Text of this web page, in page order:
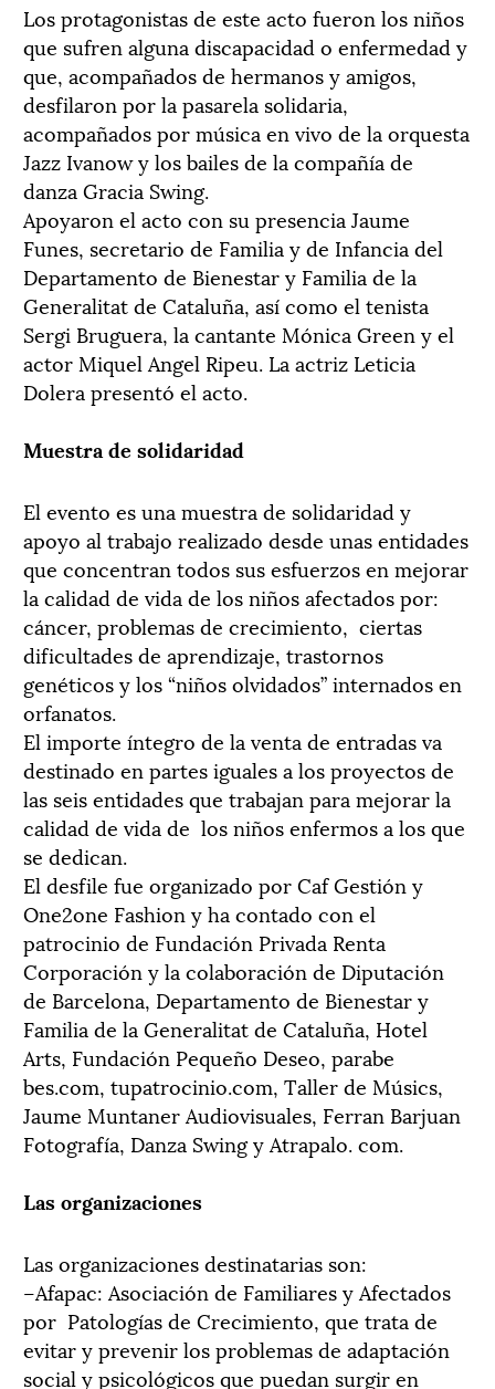
Los protagonistas de este acto fueron los niños
que sufren alguna discapacidad o enfermedad y
que, acompañados de hermanos y amigos,
desfilaron por la pasarela solidaria,
acompañados por música en vivo de la orquesta
Jazz Ivanow y los bailes de la compañía de
danza Gracia Swing.
Apoyaron el acto con su presencia Jaume
Funes, secretario de Familia y de Infancia del
Departamento de Bienestar y Familia de la
Generalitat de Cataluña, así como el tenista
Sergi Bruguera, la cantante Mónica Green y el
actor Miquel Angel Ripeu. La actriz Leticia
Dolera presentó el acto.
Muestra de solidaridad
El evento es una muestra de solidaridad y
apoyo al trabajo realizado desde unas entidades
que concentran todos sus esfuerzos en mejorar
la calidad de vida de los niños afectados por:
cáncer, problemas de crecimiento, ciertas
dificultades de aprendizaje, trastornos
genéticos y los “niños olvidados” internados en
orfanatos.
El importe íntegro de la venta de entradas va
destinado en partes iguales a los proyectos de
las seis entidades que trabajan para mejorar la
calidad de vida de los niños enfermos a los que
se dedican.
El desfile fue organizado por Caf Gestión y
One2one Fashion y ha contado con el
patrocinio de Fundación Privada Renta
Corporación y la colaboración de Diputación
de Barcelona, Departamento de Bienestar y
Familia de la Generalitat de Cataluña, Hotel
Arts, Fundación Pequeño Deseo, parabe
bes.com, tupatrocinio.com, Taller de Músics,
Jaume Muntaner Audiovisuales, Ferran Barjuan
Fotografía, Danza Swing y Atrapalo. com.
Las organizaciones
Las organizaciones destinatarias son:
–Afapac: Asociación de Familiares y Afectados
por Patologías de Crecimiento, que trata de
evitar y prevenir los problemas de adaptación
social y psicológicos que puedan surgir en